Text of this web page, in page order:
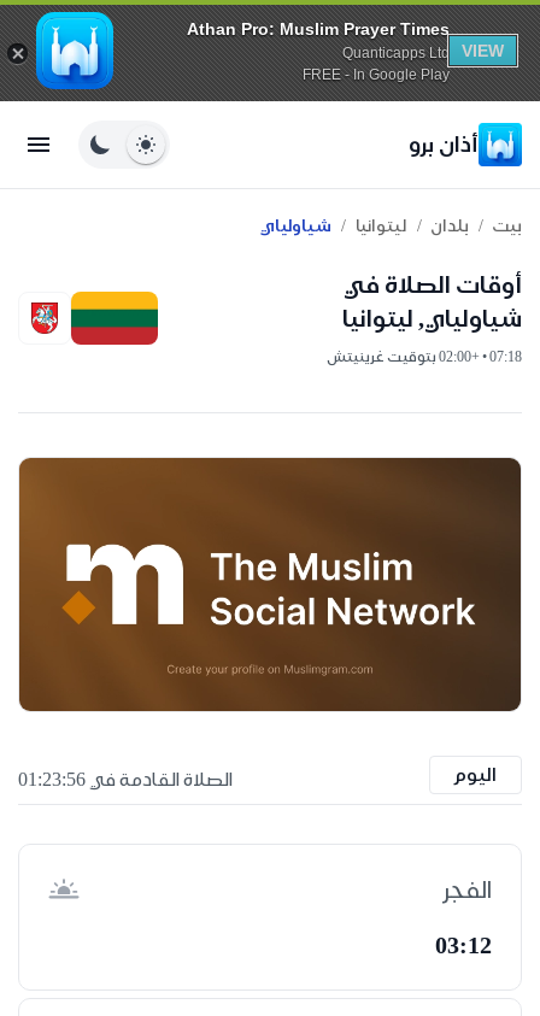
Athan Pro: Muslim Prayer Times
Quanticapps Ltd
FREE - In Google Play
VIEW
أذان برو
بيت / بلدان / ليتوانيا / شياولياي
أوقات الصلاة في
شياولياي, ليتوانيا
07:18 • +02:00 بتوقيت غرينيتش
اليوم الصلاة القادمة في 01:23:56
الفجر
03:12